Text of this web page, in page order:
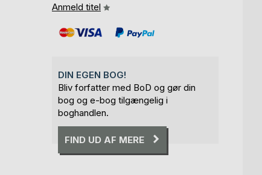
Anmeld titel
DIN EGEN BOG!
Bliv forfatter med BoD og gør din
bog og e-bog tilgængelig i
boghandlen.
FIND UD AF MERE